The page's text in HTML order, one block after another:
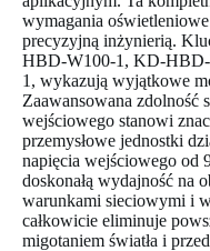
wymagania
precyzyjną inżynierią.
HBD-W100-1, KD-
1, wykazują wyjątkowe
Zaawansowana zdolność
wejściowego stanowi
przemysłowe jednostki
napięcia wejściowego od
doskonałą wydajność na
warunkami sieciowymi i
całkowicie eliminuje
migotaniem światła i